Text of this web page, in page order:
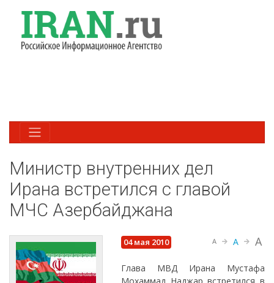
Министр внутренних дел
Ирана встретился с главой
МЧС Азербайджана
04 мая 2010 A A A
Глава МВД Ирана Мустафа
Мохаммад Наджар встретился в